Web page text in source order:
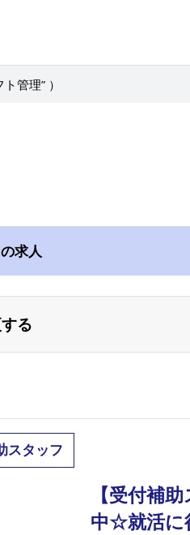
管理” ）
求人
る
スタッフ
【受付補
中☆就活に